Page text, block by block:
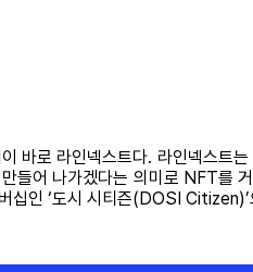
바로 라인넥스트다. 라인넥스
들어 나가겠다는 의미로 NFT를
인 ‘도시 시티즌(DOSI Citizen)’